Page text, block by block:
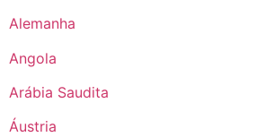
Alemanha
Angola
Arábia Saudita
Áustria